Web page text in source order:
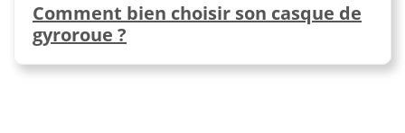
Comment bien choisir son casque de
gyroroue ?